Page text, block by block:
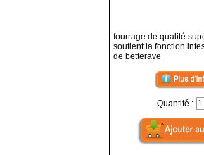
fourrage de qualité
soutient la fonction
de betterave
Quantité :